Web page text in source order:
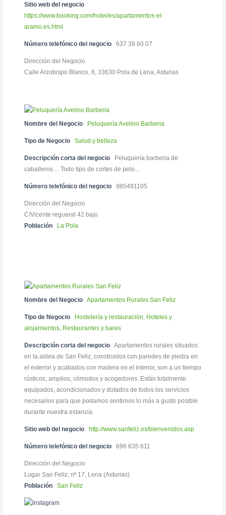
Sitio web del negocio
https://www.booking.com/hotel/es/apartamentos-el-
aramo.es.html
Número telefónico del negocio 637 39 60 07
Dirección del Negocio
Calle Arzobispo Blanco, 6, 33630 Pola de Lena, Asturias
Nombre del Negocio Peluquería Avelino Barberia
Tipo de Negocio Salud y belleza
Descripción corta del negocio
Peluquería barberia de
caballeros… Todo tipo de cortes de pelo…
Número telefónico del negocio 985491105
Dirección del Negocio
C/Vicente regueral 42 bajo
Población
La Pola
Nombre del Negocio Apartamentos Rurales San Feliz
Tipo de Negocio Hostelería y restauración, Hoteles y
alojamientos, Restaurantes y bares
Descripción corta del negocio Apartamentos rurales situados
en la aldea de San Feliz, construidos con paredes de piedra en
el exterior y acabados con madera en el interior, son a un tiempo
rústicos, amplios, cómodos y acogedores. Están totalmente
equipados, acondicionados y dotados de todos los servicios
necesarios para que podamos sentirnos lo más a gusto posible
durante nuestra estancia.
Sitio web del negocio http://www.sanfeliz.es/bienvenidos.asp
Número telefónico del negocio 696 635 611
Dirección del Negocio
Lugar San Feliz, nº 17, Lena (Asturias)
Población
San Feliz